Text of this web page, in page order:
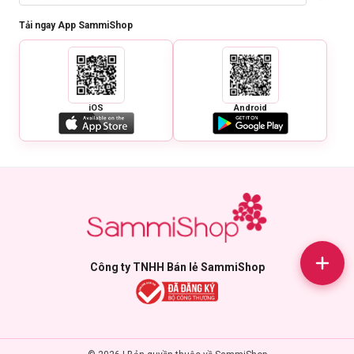
Tải ngay App SammiShop
iOS Android
Công ty TNHH Bán lẻ SammiShop